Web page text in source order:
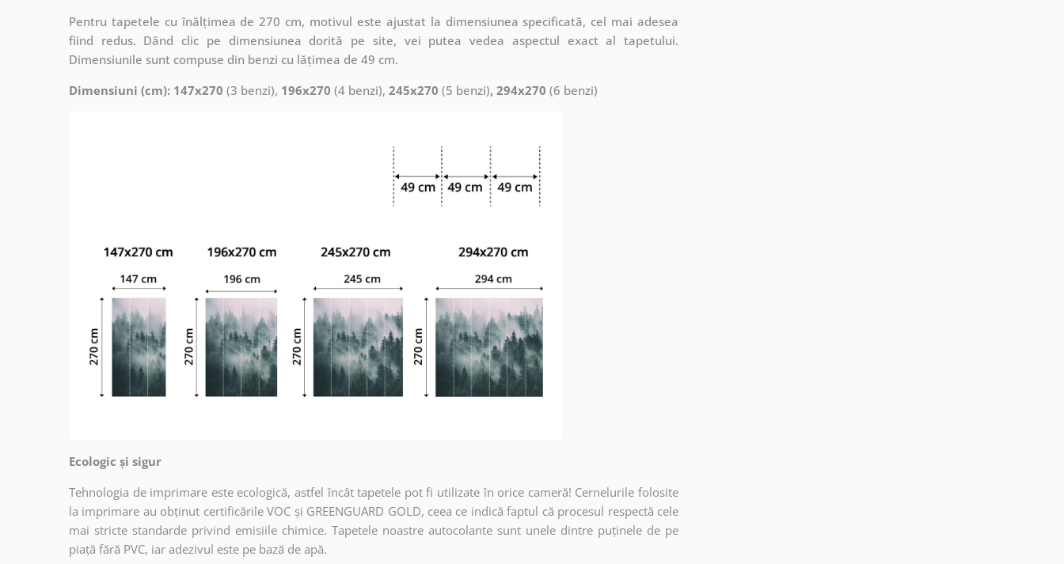
Pentru tapetele cu înălțimea de 270 cm, motivul este ajustat la dimensiunea specificată, cel mai adesea
fiind redus. Dând clic pe dimensiunea dorită pe site, vei putea vedea aspectul exact al tapetului.
Dimensiunile sunt compuse din benzi cu lățimea de 49 cm.
Dimensiuni (cm): 147x270 (3 benzi), 196x270 (4 benzi), 245x270 (5 benzi), 294x270 (6 benzi)
Ecologic și sigur
Tehnologia de imprimare este ecologică, astfel încât tapetele pot fi utilizate în orice cameră! Cernelurile folosite
la imprimare au obținut certificările VOC și GREENGUARD GOLD, ceea ce indică faptul că procesul respectă cele
mai stricte standarde privind emisiile chimice. Tapetele noastre autocolante sunt unele dintre puținele de pe
piață fără PVC, iar adezivul este pe bază de apă.